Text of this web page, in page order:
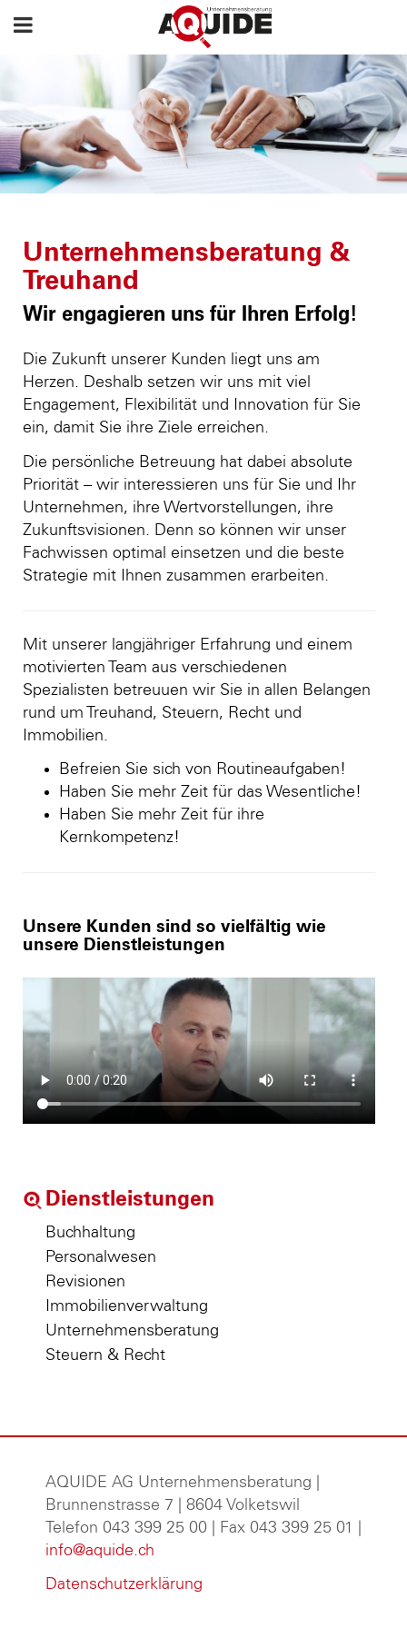
Unternehmensberatung &
Treuhand
Wir engagieren uns für Ihren Erfolg!
Die Zukunft unserer Kunden liegt uns am
Herzen. Deshalb setzen wir uns mit viel
Engagement, Flexibilität und Innovation für Sie
ein, damit Sie ihre Ziele erreichen.
Die persönliche Betreuung hat dabei absolute
Priorität – wir interessieren uns für Sie und Ihr
Unternehmen, ihre Wertvorstellungen, ihre
Zukunftsvisionen. Denn so können wir unser
Fachwissen optimal einsetzen und die beste
Strategie mit Ihnen zusammen erarbeiten.
Mit unserer langjähriger Erfahrung und einem
motivierten Team aus verschiedenen
Spezialisten betreuuen wir Sie in allen Belangen
rund um Treuhand, Steuern, Recht und
Immobilien.
Befreien Sie sich von Routineaufgaben!
Haben Sie mehr Zeit für das Wesentliche!
Haben Sie mehr Zeit für ihre
Kernkompetenz!
Unsere Kunden sind so vielfältig wie
unsere Dienstleistungen
Dienstleistungen
Buchhaltung
Personalwesen
Revisionen
Immobilienverwaltung
Unternehmensberatung
Steuern & Recht
AQUIDE AG Unternehmensberatung
Brunnenstrasse 7 | 8604 Volketswil
Telefon 043 399 25 00 | Fax 043 399 25 01 |
info@aquide.ch
Datenschutzerklärung